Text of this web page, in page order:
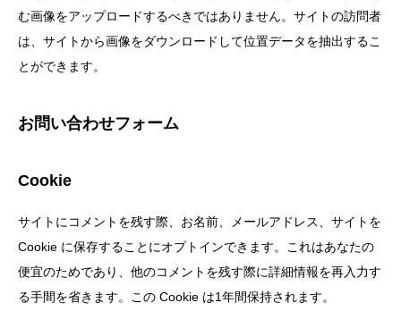
む画像をアップロードするべきではありません。サイトの訪問者
は、サイトから画像をダウンロードして位置データを抽出するこ
とができます。
お問い合わせフォーム
Cookie
サイトにコメントを残す際、お名前、メールアドレス、サイトを
Cookie に保存することにオプトインできます。これはあなたの
便宜のためであり、他のコメントを残す際に詳細情報を再入力す
る手間を省きます。この Cookie は1年間保持されます。